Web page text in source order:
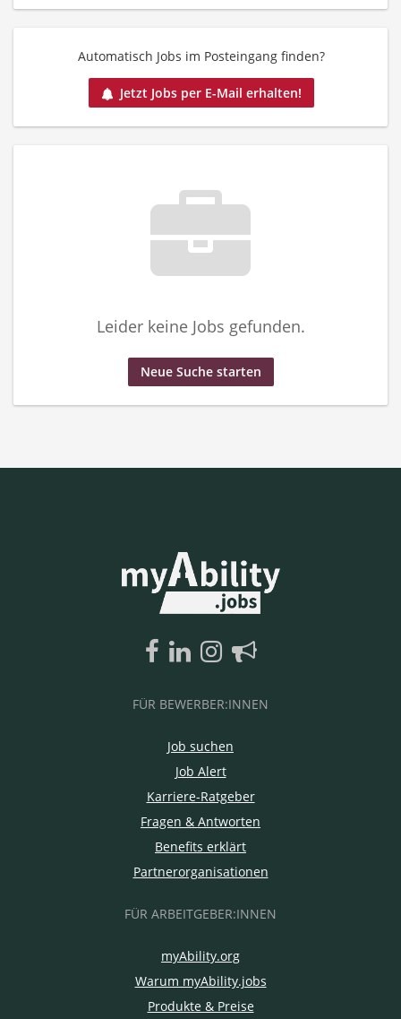
Automatisch Jobs im Posteingang finden?
Jetzt Jobs per E-Mail erhalten!
Leider keine Jobs gefunden.
Neue Suche starten
FÜR BEWERBER:INNEN
Job suchen
Job Alert
Karriere-Ratgeber
Fragen & Antworten
Benefits erklärt
Partnerorganisationen
FÜR ARBEITGEBER:INNEN
myAbility.org
Warum myAbility.jobs
Produkte & Preise